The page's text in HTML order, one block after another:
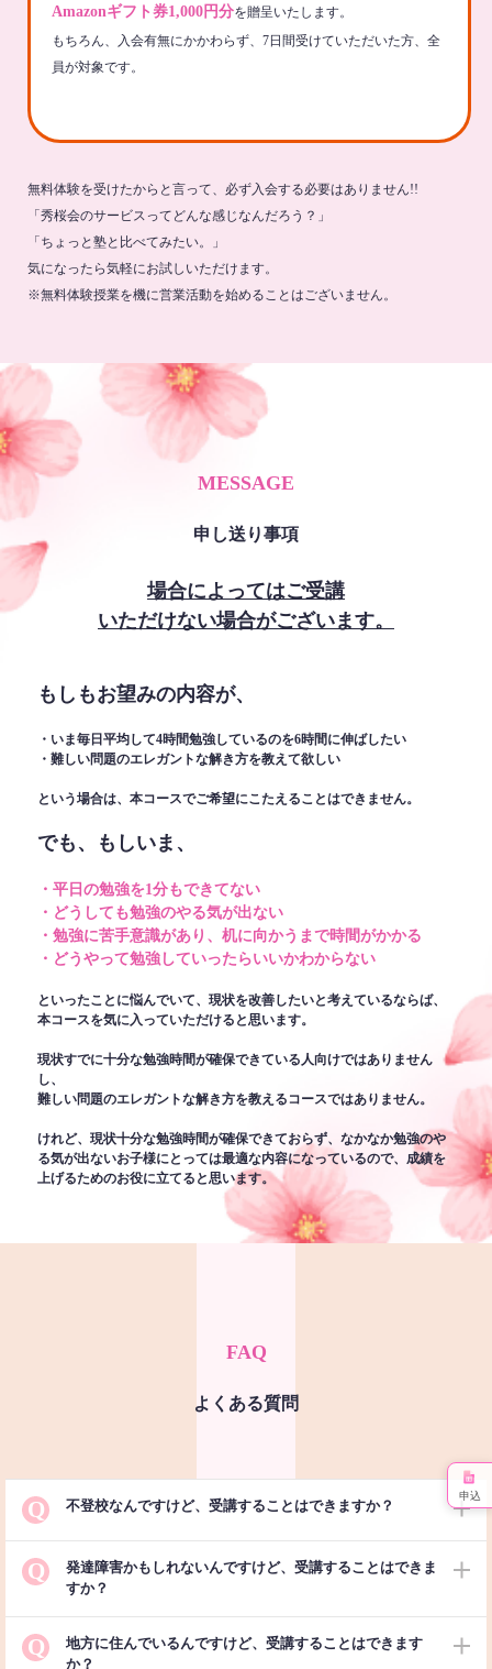
Amazonギフト券1,000円分を贈呈いたします。
もちろん、入会有無にかかわらず、7日間受けていただいた方、全
員が対象です。
無料体験を受けたからと言って、必ず入会する必要はありません!!
「秀桜会のサービスってどんな感じなんだろう？」
「ちょっと塾と比べてみたい。」
気になったら気軽にお試しいただけます。
※無料体験授業を機に営業活動を始めることはございません。
MESSAGE
申し送り事項
場合によってはご受講
いただけない場合がございます。
もしもお望みの内容が、
・いま毎日平均して4時間勉強しているのを6時間に伸ばしたい
・難しい問題のエレガントな解き方を教えて欲しい
という場合は、本コースでご希望にこたえることはできません。
でも、もしいま、
・平日の勉強を1分もできてない
・どうしても勉強のやる気が出ない
・勉強に苦手意識があり、机に向かうまで時間がかかる
・どうやって勉強していったらいいかわからない
といったことに悩んでいて、現状を改善したいと考えているならば、
本コースを気に入っていただけると思います。
現状すでに十分な勉強時間が確保できている人向けではありません
し、
難しい問題のエレガントな解き方を教えるコースではありません。
けれど、現状十分な勉強時間が確保できておらず、なかなか勉強のや
る気が出ないお子様にとっては最適な内容になっているので、成績を
上げるためのお役に立てると思います。
FAQ
よくある質問
Q 不登校なんですけど、受講することはできますか？
Q
発達障害かもしれないんですけど、受講することはできま
すか？
Q
地方に住んでいるんですけど、受講することはできます
か？
申込